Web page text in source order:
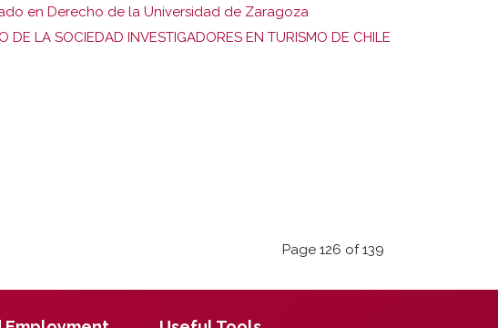
en Derecho de la Universidad de Zaragoza
DE LA SOCIEDAD INVESTIGADORES EN TURISMO DE CHILE
Page 126 of 139